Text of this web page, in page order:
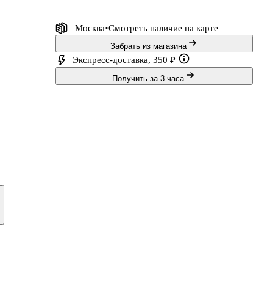
Москва Смотреть наличие на карте
Забрать из магазина
Экспресс-доставка, 350 ₽
Получить за 3 часа